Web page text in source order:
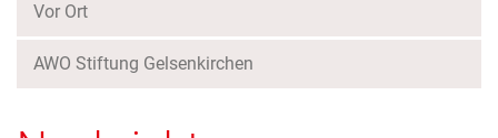
Vor Ort
AWO Stiftung Gelsenkirchen